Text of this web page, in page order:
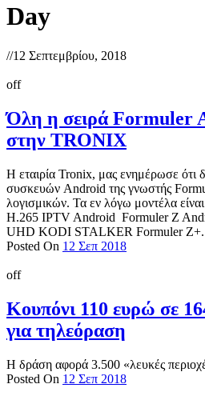
Day
//12 Σεπτεμβρίου, 2018
off
Όλη η σειρά Formuler
στην TRONIX
Η εταιρία Tronix, μας ενημέρωσε ότι
συσκευών Android της γνωστής
λογισμικών. Τα εν λόγω μοντέλα
H.265 IPTV Android Formuler Z
UHD KODI STALKER Formuler
Posted On 12 Σεπ 2018
off
Κουπόνι 110 ευρώ σε
για τηλεόραση
Η δράση αφορά 3.500 «λευκές
Posted On 12 Σεπ 2018